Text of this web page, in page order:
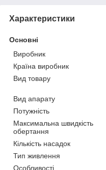
Характеристики
Основні
Виробник
Країна виробник
Вид товару
Вид апарату
Потужність
Максимальна швидкість
обертання
Кількість насадок
Тип живлення
Особливості